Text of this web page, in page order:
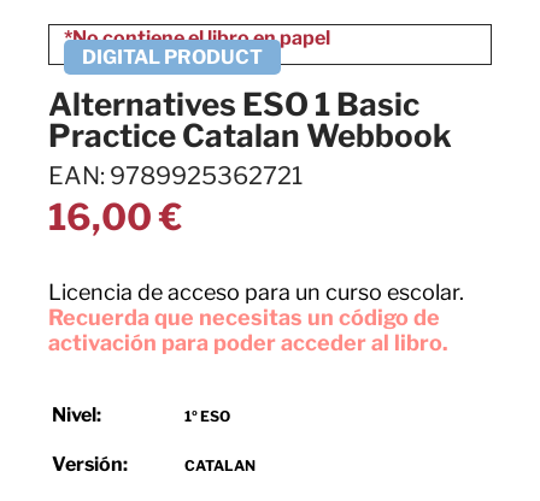
Alternatives ESO 1 Basic
Practice Catalan Webbook
EAN: 9789925362721
16,00€
Licencia de acceso para un curso escolar.
Recuerda que necesitas un código de
activación para poder acceder al libro.
Nivel: 1º ESO
Versión: CATALAN